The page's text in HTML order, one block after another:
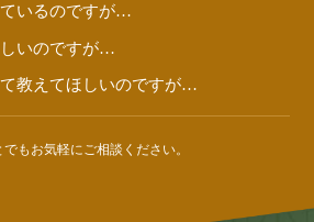
いるのですが…
いのですが…
教えてほしいのですが…
もお気軽にご相談ください。